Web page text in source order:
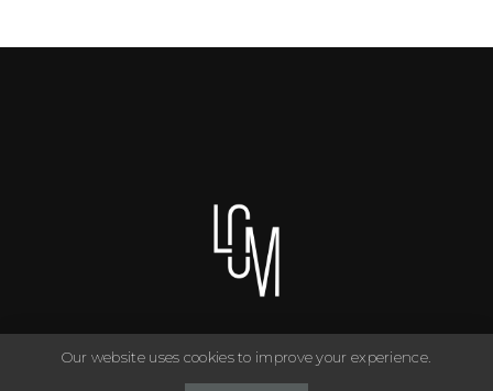
You can have anything you want in life if you dress for it. ©
Our website uses cookies to improve your experience.